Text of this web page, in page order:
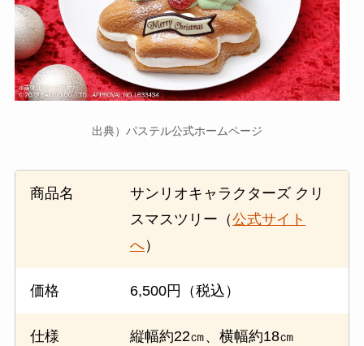
出典）パステル公式ホームページ
商品名
サンリオキャラクターズ クリ
スマスツリー（公式サイト
へ）
価格 6,500円（税込）
仕様 縦幅約22㎝、横幅約18㎝